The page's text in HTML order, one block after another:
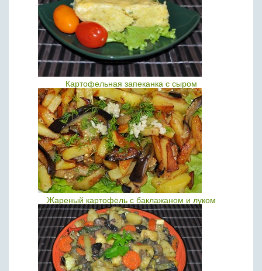
Картофельная запеканка с сыром
Жареный картофель с баклажаном и луком